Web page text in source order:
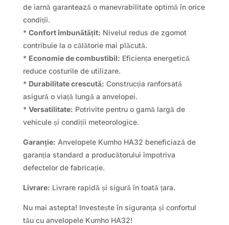
de iarnă garantează o manevrabilitate optimă în orice
condiții.
* Confort îmbunătățit: Nivelul redus de zgomot
contribuie la o călătorie mai plăcută.
* Economie de combustibil: Eficiența energetică
reduce costurile de utilizare.
* Durabilitate crescută: Construcția ranforsată
asigură o viață lungă a anvelopei.
* Versatilitate: Potrivite pentru o gamă largă de
vehicule și condiții meteorologice.
Garanție: Anvelopele Kumho HA32 beneficiază de
garanția standard a producătorului împotriva
defectelor de fabricație.
Livrare: Livrare rapidă și sigură în toată țara.
Nu mai astepta! Investește în siguranța și confortul
tău cu anvelopele Kumho HA32!